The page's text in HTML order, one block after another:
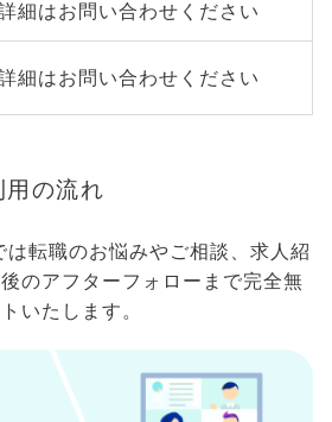
細はお問い合わせください
細はお問い合わせください
用の流れ
転職のお悩みやご相談、求人紹
のアフターフォローまで完全無
いたします。